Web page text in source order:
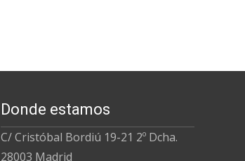
Donde estamos
C/ Cristóbal Bordiú 19-21 2º Dcha.
28003 Madrid